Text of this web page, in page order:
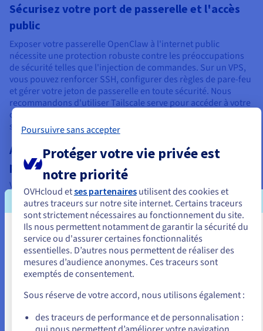
Sécurisez votre port de passerelle et l'accès
public
Exposer votre passerelle OpenClaw à l'internet public
nécessite une protection robuste contre les préoccupations
de sécurité telles que l'injection de commandes. Sur un VPS,
vous pouvez renforcer SSH, configurer des règles de pare-feu
et gérer votre jeton de passerelle en toute sécurité. Nous
recommandons d'utiliser Tailscale serve pour accéder à votre
console d'administration Tailscale et à votre tableau de bord
sans ouvrir de ports dangereux.
Automatisation toujours active et tâches
programmées
Votre assistant IA personnel doit être éveillé pour gérer les
tâches programmées et répondre aux canaux de messagerie
comme un bot Telegram ou un chat Telegram. Un VPS garantit
que vos agents exécutent toujours openclaw, même lorsque
votre ordinateur est éteint.
Contrôle total sur la configuration
Vous êtes l'utilisateur root. Cela signifie que vous pouvez
API pour l'API Anthropic ou Claude Code, et installer des
un script de configuration personnalisé que les plateformes
Vous semblez être localisé en États-
Unis.
Pour commander, rendez-vous sur le site de votre pays (États-Unis)
Allez sur le site États-Unis
us.ovhcloud.com/vps Anglais USD - $
Poursuivre sans accepter
Protéger votre vie privée est
notre priorité
OVHcloud etses partenairesutilisent des cookies et
autres traceurs sur notre site internet. Certains traceurs
sont strictement nécessaires au fonctionnement du site.
Ils nous permettent notamment de garantir la sécurité du
service ou d'assurer certaines fonctionnalités
essentielles. D’autres nous permettent de réaliser des
mesures d’audience anonymes. Ces traceurs sont
exemptés de consentement.
Sous réserve de votre accord, nous utilisons également :
des traceurs de performance et de personnalisation :